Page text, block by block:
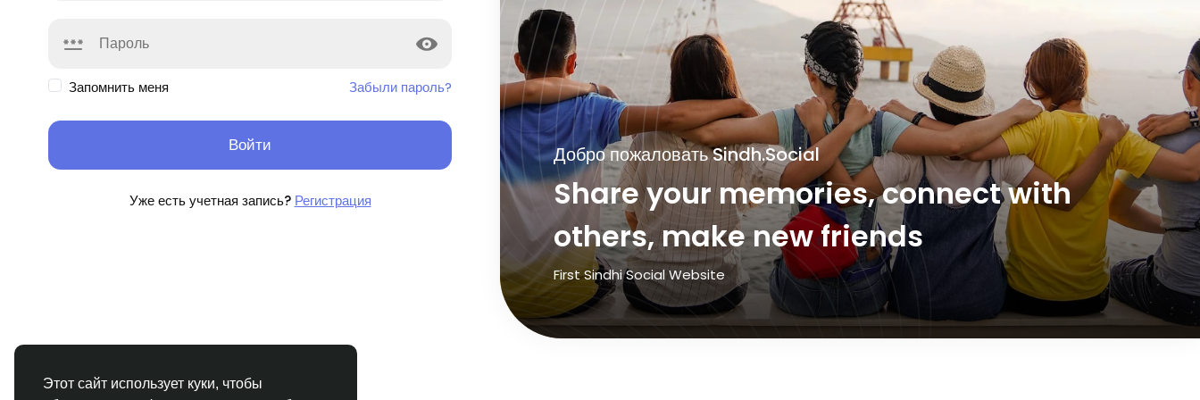
Этот сайт использует куки, чтобы
Запомнить меня Забыли пароль?
Войти
Уже есть учетная запись? Регистрация
Добро пожаловать Sindh.Social
Share your memories, connect with
others, make new friends
First Sindhi Social Website